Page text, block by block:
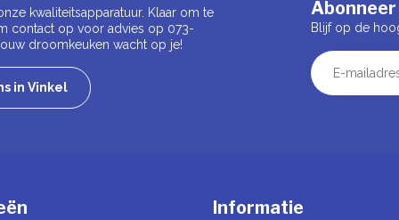
kwaliteitsapparatuur. Klaar om te
contact op voor advies op 073-
droomkeuken wacht op je!
in Vinkel
Blijf op de
Informatie